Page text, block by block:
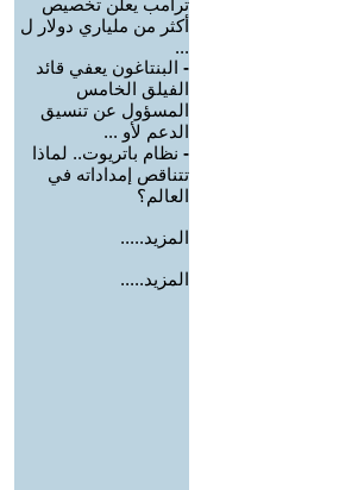
ترامب يعلن تخصيص
أكثر من ملياري دولار ل
...
- البنتاغون يعفي قائد
الفيلق الخامس
المسؤول عن تنسيق
الدعم لأو ...
- نظام باتريوت.. لماذا
تتناقص إمداداته في
العالم؟
المزيد.....
المزيد.....